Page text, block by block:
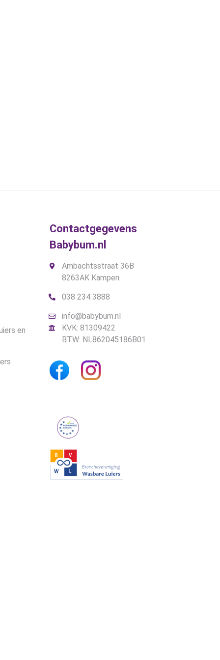
en
Contactgegevens
Babybum.nl
Ambachtsstraat 36B
8263AK Kampen
038 234 3888
info@babybum.nl
KVK: 81309422
BTW: NL862045186B01